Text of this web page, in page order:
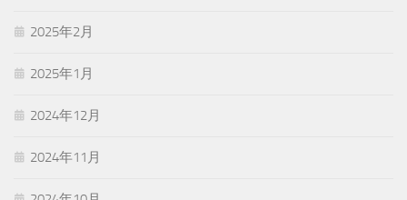
2025年2月
2025年1月
2024年12月
2024年11月